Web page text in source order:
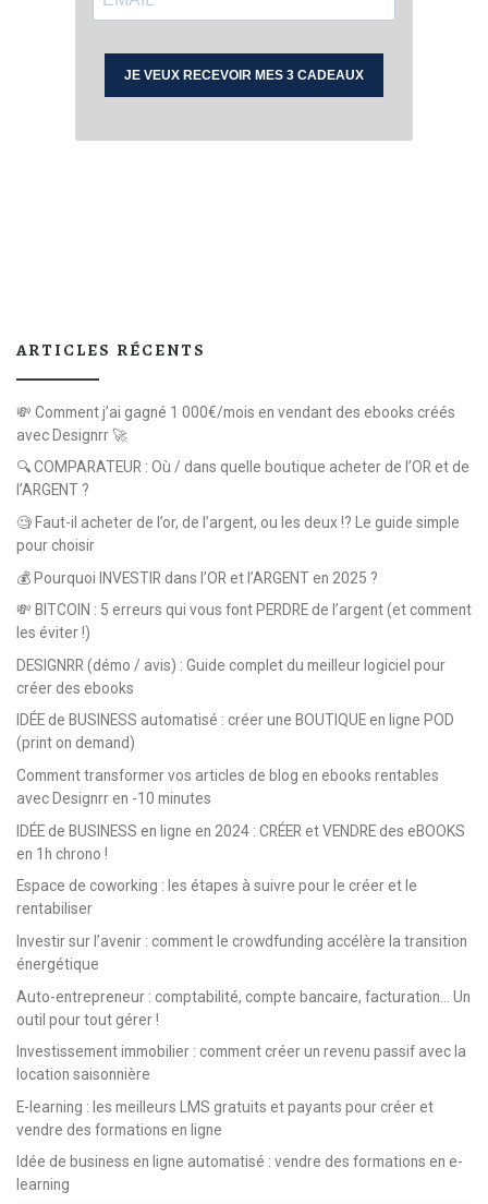
ARTICLES RÉCENTS
💸 Comment j’ai gagné 1 000€/mois en vendant des ebooks créés
avec Designrr 🚀
🔍 COMPARATEUR : Où / dans quelle boutique acheter de l’OR et de
l’ARGENT ?
🧐 Faut-il acheter de l’or, de l’argent, ou les deux !? Le guide simple
pour choisir
💰 Pourquoi INVESTIR dans l’OR et l’ARGENT en 2025 ?
💸 BITCOIN : 5 erreurs qui vous font PERDRE de l’argent (et comment
les éviter !)
DESIGNRR (démo / avis) : Guide complet du meilleur logiciel pour
créer des ebooks
IDÉE de BUSINESS automatisé : créer une BOUTIQUE en ligne POD
(print on demand)
Comment transformer vos articles de blog en ebooks rentables
avec Designrr en -10 minutes
IDÉE de BUSINESS en ligne en 2024 : CRÉER et VENDRE des eBOOKS
en 1h chrono !
Espace de coworking : les étapes à suivre pour le créer et le
rentabiliser
Investir sur l’avenir : comment le crowdfunding accélère la transition
énergétique
Auto-entrepreneur : comptabilité, compte bancaire, facturation… Un
outil pour tout gérer !
Investissement immobilier : comment créer un revenu passif avec la
location saisonnière
E-learning : les meilleurs LMS gratuits et payants pour créer et
vendre des formations en ligne
Idée de business en ligne automatisé : vendre des formations en e-
learning